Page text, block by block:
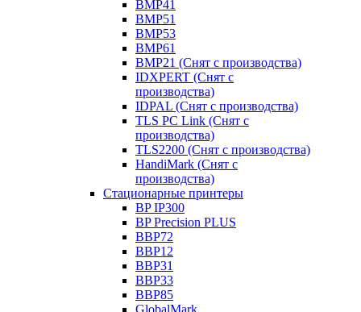
BMP41
BMP51
BMP53
BMP61
BMP21 (Снят с производства)
IDXPERT (Снят с
производства)
IDPAL (Снят с производства)
TLS PC Link (Снят с
производства)
TLS2200 (Снят с производства)
HandiMark (Снят с
производства)
Стационарные принтеры
BP IP300
BP Precision PLUS
BBP72
BBP12
BBP31
BBP33
BBP85
GlobalMark